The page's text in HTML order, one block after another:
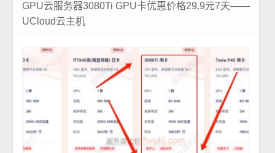
GPU云服务器3080Ti GPU卡优惠价格29.9元7天——
UCloud云主机